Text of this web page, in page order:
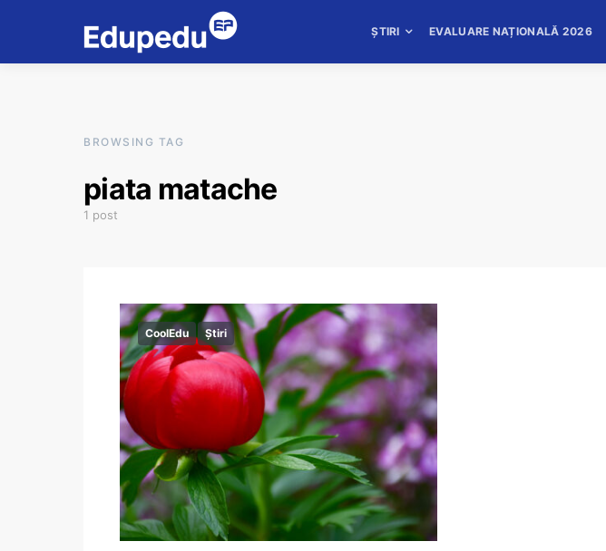
ȘTIRI EVALUARE NAȚIONALĂ 2026
BROWSING TAG
piata matache
1 post
CoolEdu Știri